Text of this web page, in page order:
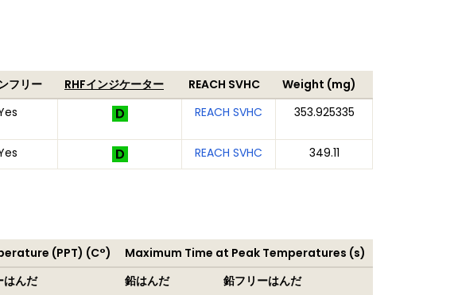
フリー RHFインジケーター REACH SVHC
Weight (mg)
REACH SVHC 353.925335
REACH SVHC 349.11
(PPT) (C°)
Maximum Time at Peak Temperatures (s)
はんだ 鉛はんだ 鉛フリーはんだ